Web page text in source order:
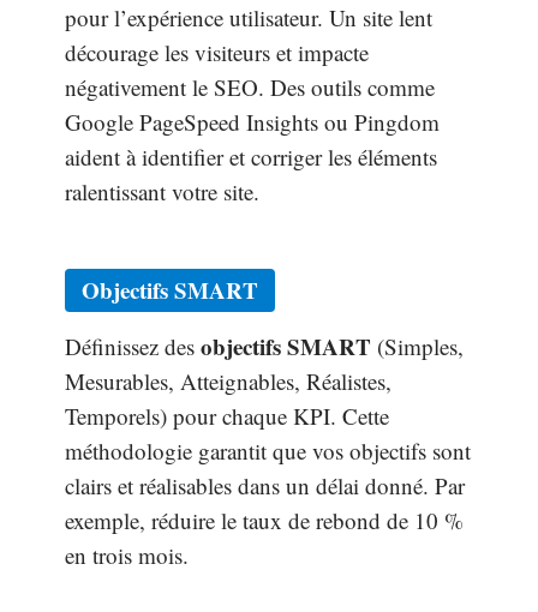
pour l’expérience utilisateur. Un site lent
décourage les visiteurs et impacte
négativement le SEO. Des outils comme
Google PageSpeed Insights ou Pingdom
aident à identifier et corriger les éléments
ralentissant votre site.
Objectifs SMART
Définissez des objectifs SMART (Simples,
Mesurables, Atteignables, Réalistes,
Temporels) pour chaque KPI. Cette
méthodologie garantit que vos objectifs sont
clairs et réalisables dans un délai donné. Par
exemple, réduire le taux de rebond de 10 %
en trois mois.